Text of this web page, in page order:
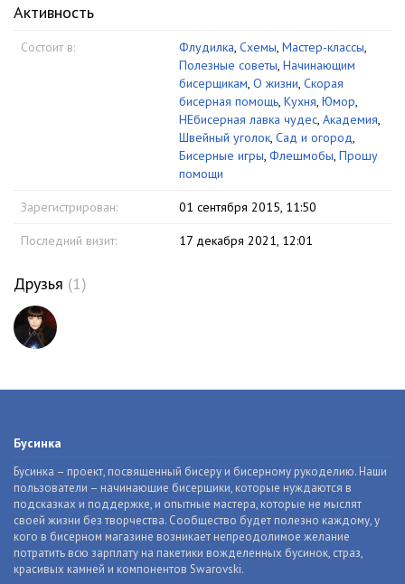
Активность
Состоит в: Флудилка Схемы Мастер-классы
Полезные советы Начинающим
бисерщикам О жизни Скорая
бисерная помощь Кухня Юмор
НЕбисерная лавка чудес Академия
Швейный уголок Сад и огород
Бисерные игры Флешмобы Прошу
помощи
Зарегистрирован: 01 сентября 2015, 11:50
Последний визит: 17 декабря 2021, 12:01
Друзья (1)
Бусинка
Бусинка – проект, посвященный бисеру и бисерному рукоделию. Наши
пользователи – начинающие бисерщики, которые нуждаются в
подсказках и поддержке, и опытные мастера, которые не мыслят
своей жизни без творчества. Сообщество будет полезно каждому, у
кого в бисерном магазине возникает непреодолимое желание
потратить всю зарплату на пакетики вожделенных бусинок, страз,
красивых камней и компонентов Swarovski.